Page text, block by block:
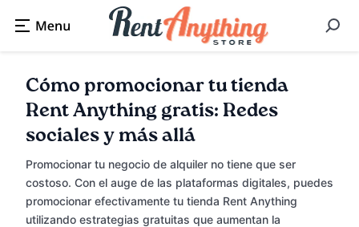
Cómo promocionar tu tienda
Rent Anything gratis: Redes
sociales y más allá
Promocionar tu negocio de alquiler no tiene que ser
costoso. Con el auge de las plataformas digitales, puedes
promocionar efectivamente tu tienda Rent Anything
utilizando estrategias gratuitas que aumentan la